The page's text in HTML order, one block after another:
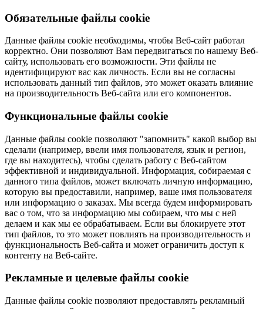
Обязательные файлы cookie
Данные файлы cookie необходимы, чтобы Веб-сайт работал
корректно. Они позволяют Вам передвигаться по нашему Веб-
сайту, использовать его возможности. Эти файлы не
идентифицируют вас как личность. Если вы не согласны
использовать данный тип файлов, это может оказать влияние
на производительность Веб-сайта или его компонентов.
Функциональные файлы cookie
Данные файлы cookie позволяют "запомнить" какой выбор вы
сделали (например, ввели имя пользователя, язык и регион,
где вы находитесь), чтобы сделать работу с Веб-сайтом
эффективной и индивидуальной. Информация, собираемая с
данного типа файлов, может включать личную информацию,
которую вы предоставили, например, ваше имя пользователя
или информацию о заказах. Мы всегда будем информировать
вас о том, что за информацию мы собираем, что мы с ней
делаем и как мы ее обрабатываем. Если вы блокируете этот
тип файлов, то это может повлиять на производительность и
функциональность Веб-сайта и может ограничить доступ к
контенту на Веб-сайте.
Рекламные и целевые файлы cookie
Данные файлы cookie позволяют предоставлять рекламный